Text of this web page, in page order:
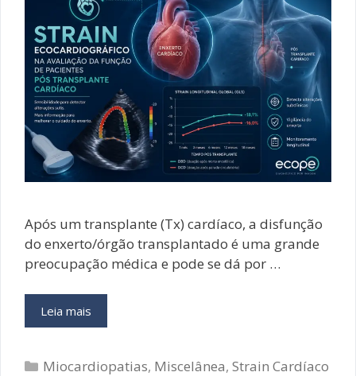
Após um transplante (Tx) cardíaco, a disfunção
do enxerto/órgão transplantado é uma grande
preocupação médica e pode se dá por …
Leia mais
do
Cardíaco
Categorias
Miocardiopatias, Miscelânea,Strain Cardíaco